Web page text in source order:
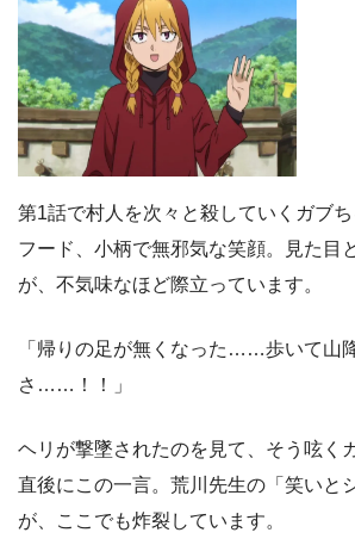
第1話で村人を次々と殺していくガブ
フード、小柄で無邪気な笑顔。見た目
が、不気味なほど際立っています。
「帰りの足が無くなった……歩いて山
さ……！！」
ヘリが撃墜されたのを見て、そう呟く
直後にこの一言。荒川先生の「笑いと
が、ここでも炸裂しています。